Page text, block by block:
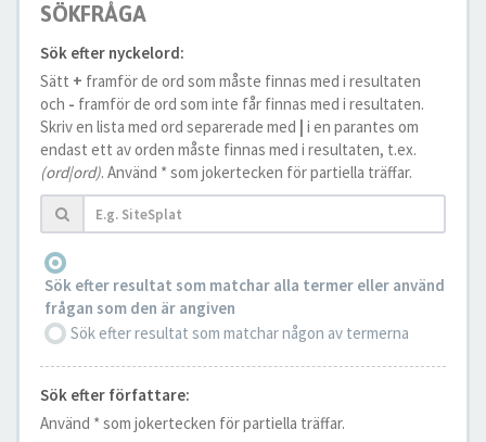
SÖKFRÅGA
Sök efter nyckelord:
Sätt + framför de ord som måste finnas med i resultaten
och - framför de ord som inte får finnas med i resultaten.
Skriv en lista med ord separerade med | i en parantes om
endast ett av orden måste finnas med i resultaten, t.ex.
(ord|ord). Använd * som jokertecken för partiella träffar.
Sök efter resultat som matchar alla termer eller använd
frågan som den är angiven
Sök efter resultat som matchar någon av termerna
Sök efter författare:
Använd * som jokertecken för partiella träffar.